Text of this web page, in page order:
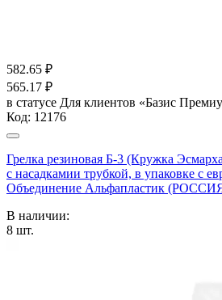
582.65 ₽
565.17 ₽
в статусе Для клиентов «Базис
Код: 12176
Грелка резиновая Б-3 (Кружка
с насадкамии трубкой, в упаковке с
Объединение Альфапластик
В наличии:
8 шт.